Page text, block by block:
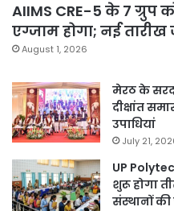
AIIMS CRE-5 के 7 ग्रुप
एग्जाम होगा; नई तारीख
August 1, 2026
मेरठ के
दीक्षांत
उपाधियां
July 21,
UP
शुरू होगा
संस्थानों